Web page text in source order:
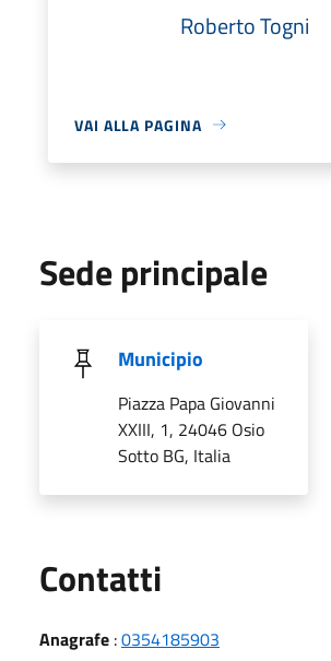
Roberto Togni
VAI ALLA PAGINA
Sede principale
Municipio
Piazza Papa Giovanni
XXIII, 1, 24046 Osio
Sotto BG, Italia
Contatti
Anagrafe :0354185903